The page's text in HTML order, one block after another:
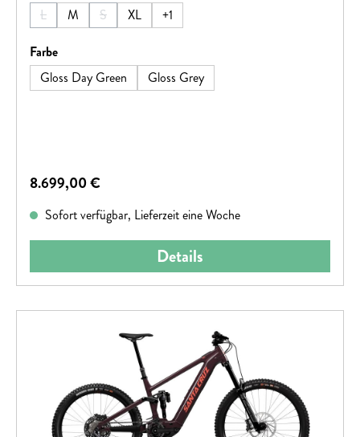
L
(Diese Option ist zurzeit nicht verfügbar.)
M S
(Diese Option ist zurzeit nicht verfügbar.)
XL +1
Farbeauswählen
Gloss Day Green
Gloss Grey
Regulärer Preis:
8.699,00 €
Sofort verfügbar, Lieferzeit eine Woche
Details